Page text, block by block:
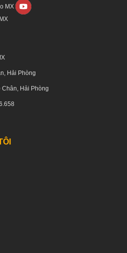
Hải Phòng
Hải Phòng